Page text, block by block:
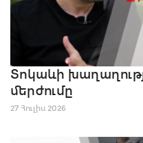
Տոկաևի
մերժումը
27 Հուլիս 2026